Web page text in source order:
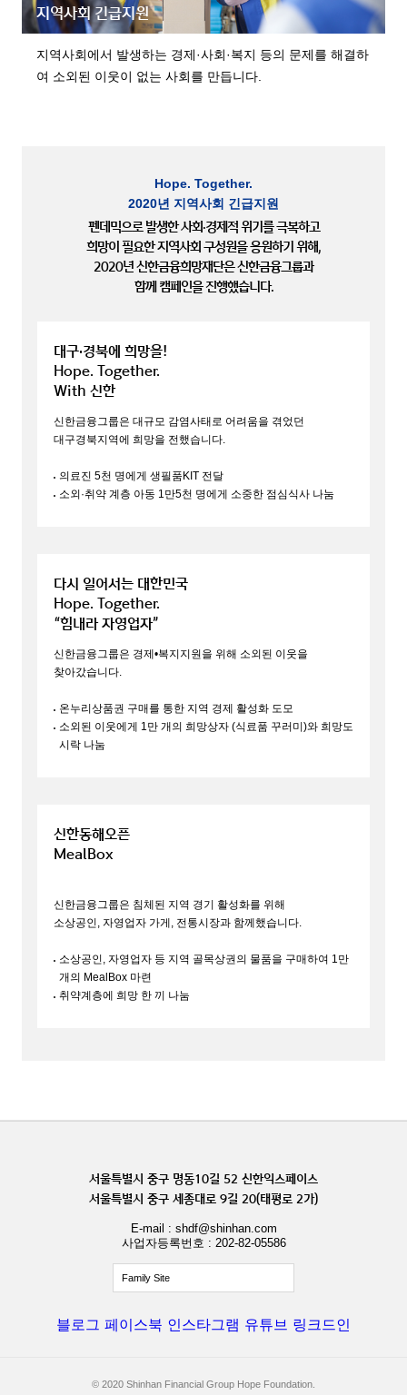
지역사회 긴급지원
지역사회에서 발생하는 경제·사회·복지 등의 문제를 해결하
여 소외된 이웃이 없는 사회를 만듭니다.
Hope. Together.
2020년 지역사회 긴급지원
펜데믹으로 발생한 사회·경제적 위기를 극복하고
희망이 필요한 지역사회 구성원을 응원하기 위해,
2020년 신한금융희망재단은 신한금융그룹과
함께 캠페인을 진행했습니다.
대구·경북에 희망을!
Hope. Together.
With 신한
신한금융그룹은 대규모 감염사태로 어려움을 겪었던
대구경북지역에 희망을 전했습니다.
의료진 5천 명에게 생필품KIT 전달
소외·취약 계층 아동 1만5천 명에게 소중한 점심식사 나눔
다시 일어서는 대한민국
Hope. Together.
“힘내라 자영업자”
신한금융그룹은 경제•복지지원을 위해 소외된 이웃을
찾아갔습니다.
온누리상품권 구매를 통한 지역 경제 활성화 도모
소외된 이웃에게 1만 개의 희망상자 (식료품 꾸러미)와 희망도
시락 나눔
신한동해오픈
MealBox
신한금융그룹은 침체된 지역 경기 활성화를 위해
소상공인, 자영업자 가게, 전통시장과 함께했습니다.
소상공인, 자영업자 등 지역 골목상권의 물품을 구매하여 1만
개의 MealBox 마련
취약계층에 희망 한 끼 나눔
서울특별시 중구 명동10길 52 신한익스페이스
서울특별시 중구 세종대로 9길 20(태평로 2가)
E-mail : shdf@shinhan.com
사업자등록번호 : 202-82-05586
Family Site
블로그 페이스북 인스타그램 유튜브 링크드인
© 2020 Shinhan Financial Group Hope Foundation.